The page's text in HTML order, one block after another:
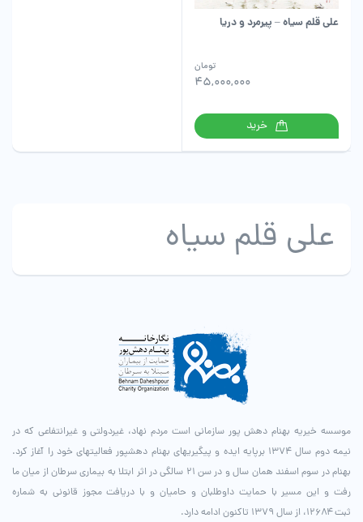
علی قلم سیاه – پیرمرد و دریا
45,000,000
تومان
خرید
علی قلم سیاه
موسسه خیریه بهنام دهش پور سازمانی است مردم نهاد، غیردولتی و غیرانتفاعی که در
نیمه دوم سال ۱۳۷۴ برپایه ایده و پیگیری­های بهنام دهش­پور فعالیت­های خود را آغاز کرد.
بهنام در سوم اسفند همان سال و در سن ۲۱ سالگی در اثر ابتلا به بیماری سرطان از میان ما
رفت و این مسیر با حمایت داوطلبان و حامیان و با دریافت مجوز قانونی به شماره
ثبت ۱۲۶۸۴، از سال ۱۳۷۹ تاکنون ادامه دارد.